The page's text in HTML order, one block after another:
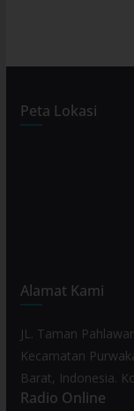
Peta Lokasi
Alamat Kami
JL. Taman
Kecamatan
Barat, Indonesia.
Radio Online